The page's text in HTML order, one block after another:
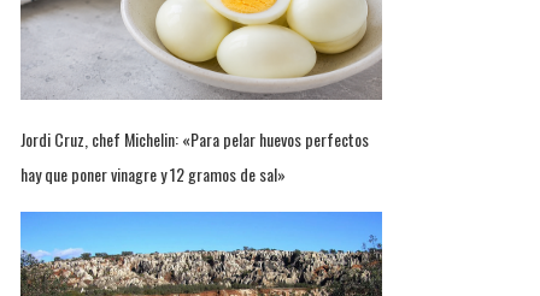
Jordi Cruz, chef Michelin: «Para pelar huevos perfectos
hay que poner vinagre y 12 gramos de sal»